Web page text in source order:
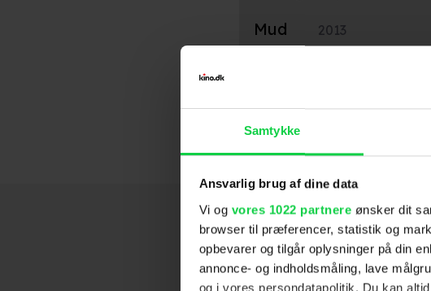
Samtykke
Ansvarlig brug af dine data
Vi og vores 1022 partnere ønsker dit
browser til præferencer, statistik og
opbevarer og tilgår oplysninger på din
annonce- og indholdsmåling, lave
og i vores persondatapolitik. Du kan
Mud 2013